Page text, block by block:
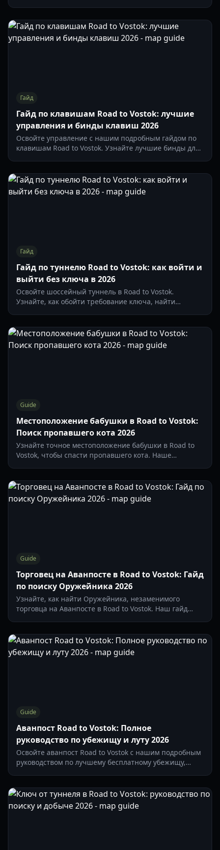
Гайд
Гайд по клавишам Road to Vostok: лучшие
управления и бинды клавиш 2026
Освойте управление с нашим подробным гайдом по
клавишам Road to Vostok. Узнайте лучшие бинды для
Гайд
Гайд по туннелю Road to Vostok: как войти и
выйти без ключа в 2026
Освойте шоссейный туннель в Road to Vostok.
Узнайте, как обойти требование ключа, найти
Guide
Местоположение бабушки в Road to Vostok:
Поиск пропавшего кота 2026
Узнайте точное местоположение бабушки в Road to
Vostok, чтобы спасти пропавшего кота. Наше
Guide
Торговец на Аванпосте в Road to Vostok: Гайд
по поиску Оружейника 2026
Узнайте, как найти Оружейника, незаменимого
торговца на Аванпосте в Road to Vostok. Наш гайд
Guide
Аванпост Road to Vostok: Полное
руководство по убежищу и луту 2026
Освойте аванпост Road to Vostok с нашим подробным
руководством по лучшему бесплатному убежищу,